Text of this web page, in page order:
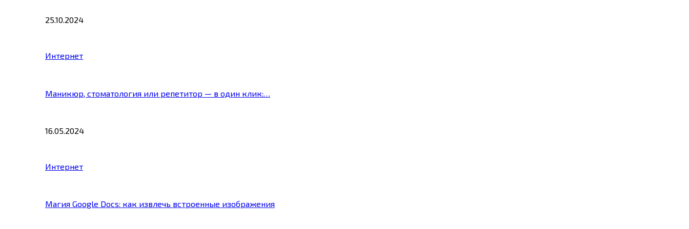
25.10.2024
Интернет
Маникюр, стоматология или репетитор — в один клик:…
16.05.2024
Интернет
Магия Google Docs: как извлечь встроенные изображения